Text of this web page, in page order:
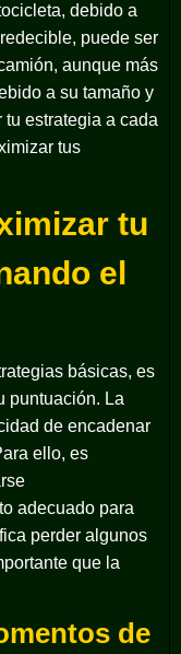
debido a
puede ser
aunque más
a su tamaño y
estrategia a cada
tus
tu
el
básicas, es
puntuación. La
de encadenar
ello, es
adecuado para
perder algunos
que la
de